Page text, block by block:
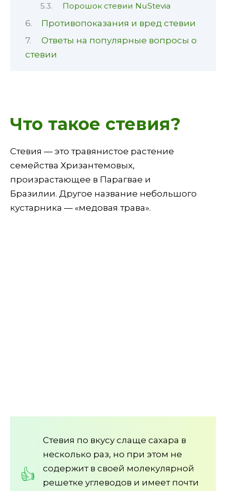
Порошок стевии NuStevia
Противопоказания и вред стевии
Ответы на популярные вопросы о
стевии
Что такое стевия?
Стевия — это травянистое растение
семейства Хризантемовых,
произрастающее в Парагвае и
Бразилии. Другое название небольшого
кустарника — «медовая трава».
Стевия по вкусу слаще сахара в
несколько раз, но при этом не
содержит в своей молекулярной
решетке углеводов и имеет почти